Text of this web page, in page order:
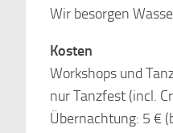
Wir besorgen
Kosten
Workshops und
nur Tanzfest (incl.
Übernachtung: 5 €